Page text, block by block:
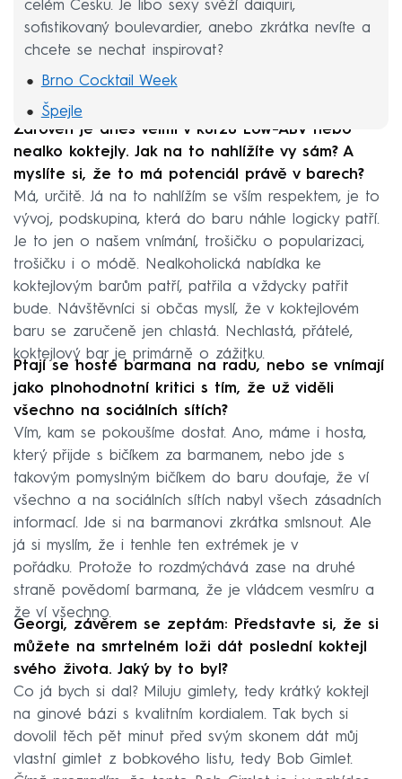
celém Česku. Je libo sexy svěží daiquiri,
sofistikovaný boulevardier, anebo zkrátka nevíte a
chcete se nechat inspirovat?
Brno Cocktail Week
Špejle
Bugsy´s Bar
Whisky Life! Prague
Becher´s Bar
Zároveň je dnes velmi v kurzu Low-ABV nebo
nealko koktejly. Jak na to nahlížíte vy sám? A
myslíte si, že to má potenciál právě v barech?
Má, určitě. Já na to nahlížím se vším respektem, je to
vývoj, podskupina, která do baru náhle logicky patří.
Je to jen o našem vnímání, trošičku o popularizaci,
trošičku i o módě. Nealkoholická nabídka ke
koktejlovým barům patří, patřila a vždycky patřit
bude. Návštěvníci si občas myslí, že v koktejlovém
baru se zaručeně jen chlastá. Nechlastá, přátelé,
koktejlový bar je primárně o zážitku.
Ptají se hosté barmana na radu, nebo se vnímají
jako plnohodnotní kritici s tím, že už viděli
všechno na sociálních sítích?
Vím, kam se pokoušíme dostat. Ano, máme i hosta,
který přijde s bičíkem za barmanem, nebo jde s
takovým pomyslným bičíkem do baru doufaje, že ví
všechno a na sociálních sítích nabyl všech zásadních
informací. Jde si na barmanovi zkrátka smlsnout. Ale
já si myslím, že i tenhle ten extrémek je v
pořádku. Protože to rozdmýchává zase na druhé
straně povědomí barmana, že je vládcem vesmíru a
že ví všechno.
Georgi, závěrem se zeptám: Představte si, že si
můžete na smrtelném loži dát poslední koktejl
svého života. Jaký by to byl?
Co já bych si dal? Miluju gimlety, tedy krátký koktejl
na ginové bázi s kvalitním kordialem. Tak bych si
dovolil těch pět minut před svým skonem dát můj
vlastní gimlet z bobkového listu, tedy Bob Gimlet.